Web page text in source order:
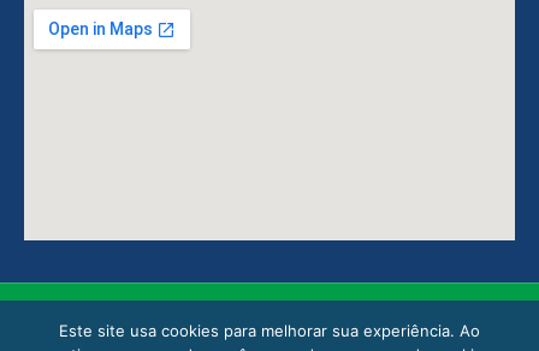
Este site usa cookies para melhorar sua experiência. Ao